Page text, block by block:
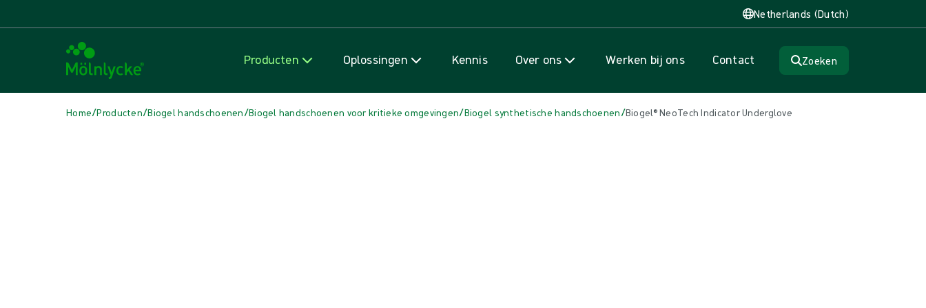
Netherlands (Dutch)
Producten Oplossingen Kennis Over ons Werken bij ons Contact Zoeken
Home/Producten/Biogel handschoenen/Biogel handschoenen voor kritieke omgevingen/Biogel synthetische handschoenen/Biogel® NeoTech Indicator Underglove